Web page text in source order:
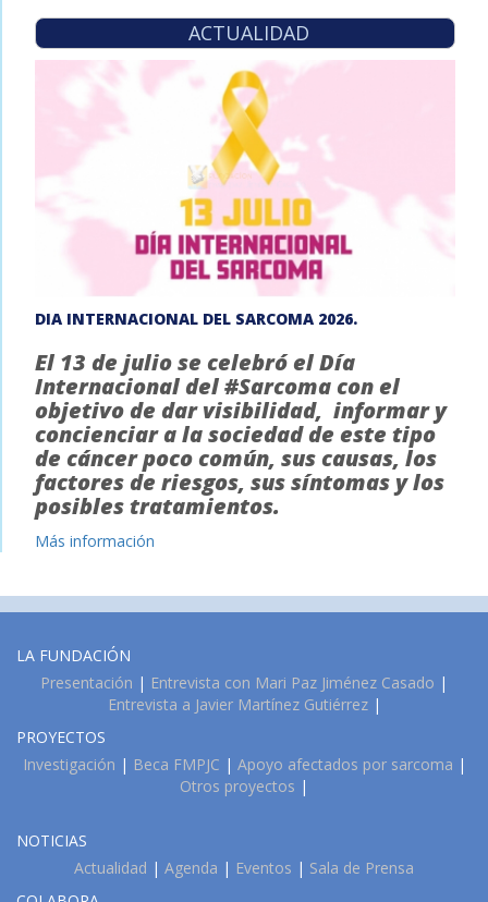
ACTUALIDAD
DIA INTERNACIONAL DEL SARCOMA 2026.
El 13 de julio se celebró el Día
Internacional del #Sarcoma con el
objetivo de dar visibilidad, informar y
concienciar a la sociedad de este tipo
de cáncer poco común, sus causas, los
factores de riesgos, sus síntomas y los
posibles tratamientos.
Más información
LA FUNDACIÓN
Presentación | Entrevista con Mari Paz Jiménez Casado |
Entrevista a Javier Martínez Gutiérrez|
PROYECTOS
Investigación | Beca FMPJC | Apoyo afectados por sarcoma |
Otros proyectos |
NOTICIAS
Actualidad | Agenda | Eventos | Sala de Prensa